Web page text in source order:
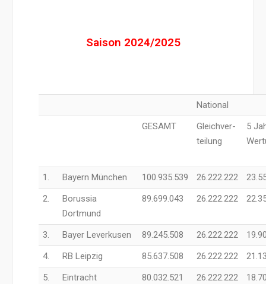
Saison 2024/2025
National
GESAMT
Gleichver-
teilung
5
1. Bayern München 100.935.539 26.222.222
2.
Borussia
Dortmund
89.699.043 26.222.222
3. Bayer Leverkusen 89.245.508 26.222.222
4.
RB Leipzig 85.637.508 26.222.222
5.
Eintracht
80.032.521 26.222.222